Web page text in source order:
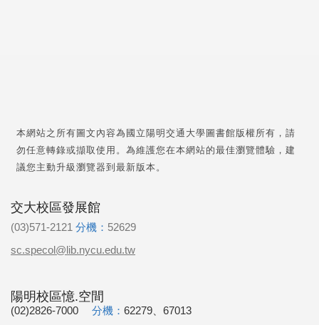
本網站之所有圖文內容為國立陽明交通大學圖書館版權所有，請
勿任意轉錄或擷取使用。為維護您在本網站的最佳瀏覽體驗，建
議您主動升級瀏覽器到最新版本。
交大校區發展館
(03)571-2121 分機： 52629
sc.specol@lib.nycu.edu.tw
陽明校區憶.空間
(02)2826-7000 分機： 62279、67013